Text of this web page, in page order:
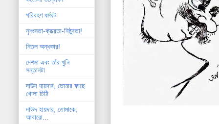
পরিবহণ ধর্মঘট
নৃশংসতা-ক্রূরতা-নিষ্ঠুরতা!
নিতল অন্ধকার!
দেশমা এবং তাঁর খুনি
সন্তানটা
দাউদ হায়দার, তোমার কাছে
খোলা চিঠি
দাউদ হায়দার, তোমাকে,
আবারো...